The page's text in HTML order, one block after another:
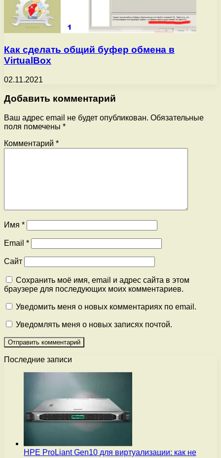
Как сделать общий буфер обмена в
VirtualBox
02.11.2021
Добавить комментарий
Ваш адрес email не будет опубликован. Обязательные
поля помечены *
Комментарий *
Имя *
Email *
Сайт
Сохранить моё имя, email и адрес сайта в этом
браузере для последующих моих комментариев.
Уведомить меня о новых комментариях по email.
Уведомлять меня о новых записях почтой.
Последние записи
HPE ProLiant Gen10 для виртуализации: как не